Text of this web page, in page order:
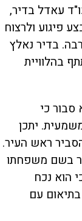
עאדל בדיר,
פיגוע ולרצוח
בדיר נאלץ
בהלוויית
סבור כי
יתכן
ראש העיר.
בשם משפחתו
הוא נכח
עם